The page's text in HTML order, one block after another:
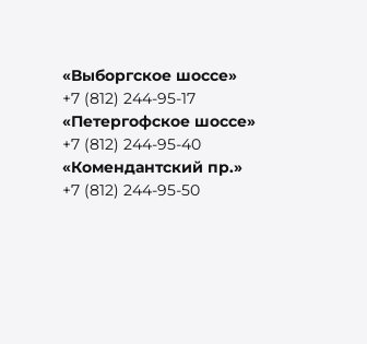
«Выборгское шоссе»
+7 (812) 244-95-17
«Петергофское шоссе»
+7 (812) 244-95-40
«Комендантский пр.»
+7 (812) 244-95-50